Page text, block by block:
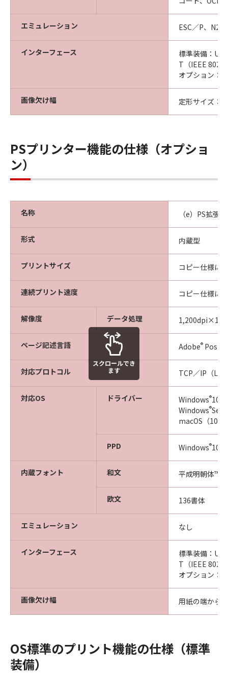
エミュレーション ESC／P、
インターフェース
標準装備：
T（IEEE
オプション：
画像欠け幅 定形サイズ：
PSプリンター機能の仕様（オプショ
ン）
名称 （e）PS拡張
形式 内蔵型
プリントサイズ コピー仕様に
連続プリント速度 コピー仕様に
解像度 データ処理
ページ記述言語 Adobe®
対応プロトコル TCP／IP（
対応OS ドライバー Windows®10
Windows®
macOS（
PPD Windows®10
内蔵フォント 和文 平成明朝体
欧文 136書体
エミュレーション なし
インターフェース
標準装備：
T（IEEE
オプション：
画像欠け幅 用紙の端から
スクロールでき
ます
OS標準のプリント機能の仕様（標準
装備）